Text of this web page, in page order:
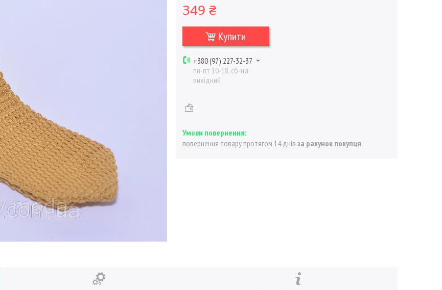
349 ₴
Купити
+380 (97) 227-32-37
пн-пт 10-18, сб-нд
вихідний
повернення товару протягом 14 днів за рахунок покупця